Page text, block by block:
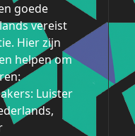
goede
vereist
Hier zijn
helpen om
Luister